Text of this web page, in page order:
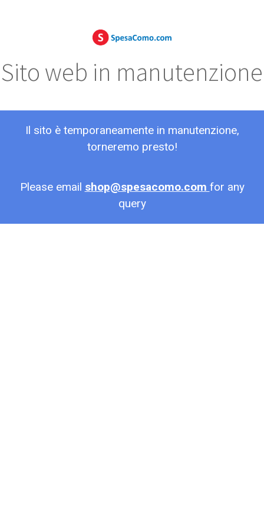
Sito web in manutenzione
Il sito è temporaneamente in manutenzione,
torneremo presto!
Please email shop@spesacomo.com for any
query